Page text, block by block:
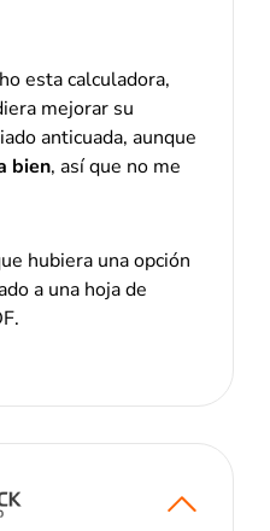
esta calculadora,
mejorar su
anticuada, aunque
bien, así que no me
hubiera una opción
a una hoja de